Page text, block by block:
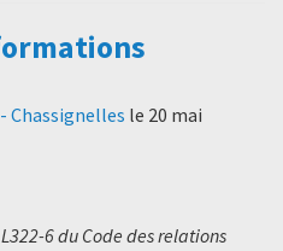
Chassignelles le 20 mai
6 du Code des relations